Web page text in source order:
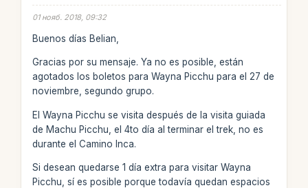
01 нояб. 2018, 09:32
Buenos días Belian,
Gracias por su mensaje. Ya no es posible, están
agotados los boletos para Wayna Picchu para el 27 de
noviembre, segundo grupo.
El Wayna Picchu se visita después de la visita guiada
de Machu Picchu, el 4to día al terminar el trek, no es
durante el Camino Inca.
Si desean quedarse 1 día extra para visitar Wayna
Picchu, sí es posible porque todavía quedan espacios